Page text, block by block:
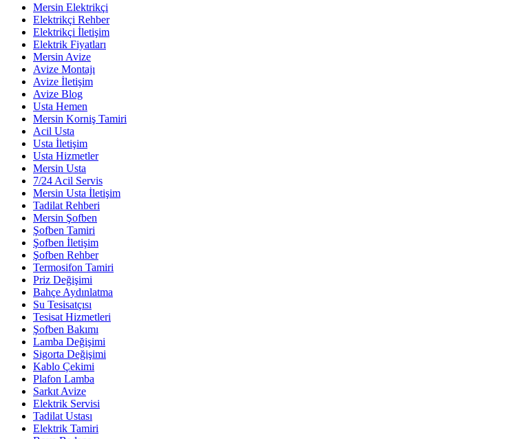
Mersin Elektrikçi
Elektrikçi Rehber
Elektrikçi İletişim
Elektrik Fiyatları
Mersin Avize
Avize Montajı
Avize İletişim
Avize Blog
Usta Hemen
Mersin Korniş Tamiri
Acil Usta
Usta İletişim
Usta Hizmetler
Mersin Usta
7/24 Acil Servis
Mersin Usta İletişim
Tadilat Rehberi
Mersin Şofben
Şofben Tamiri
Şofben İletişim
Şofben Rehber
Termosifon Tamiri
Priz Değişimi
Bahçe Aydınlatma
Su Tesisatçısı
Tesisat Hizmetleri
Şofben Bakımı
Lamba Değişimi
Sigorta Değişimi
Kablo Çekimi
Plafon Lamba
Sarkıt Avize
Elektrik Servisi
Tadilat Ustası
Elektrik Tamiri